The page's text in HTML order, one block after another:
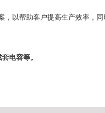
以帮助客户提高生产效率，
电容等。